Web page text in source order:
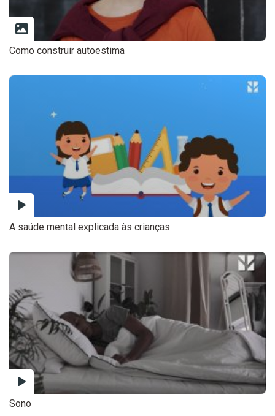
Como construir autoestima
A saúde mental explicada às crianças
Sono